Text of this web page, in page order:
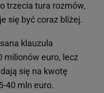
trzecia tura rozmów,
się być coraz bliżej.
klauzula
milionów euro, lecz
się na kwotę
40 mln euro.